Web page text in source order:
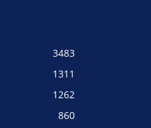
3483
1311
1262
860